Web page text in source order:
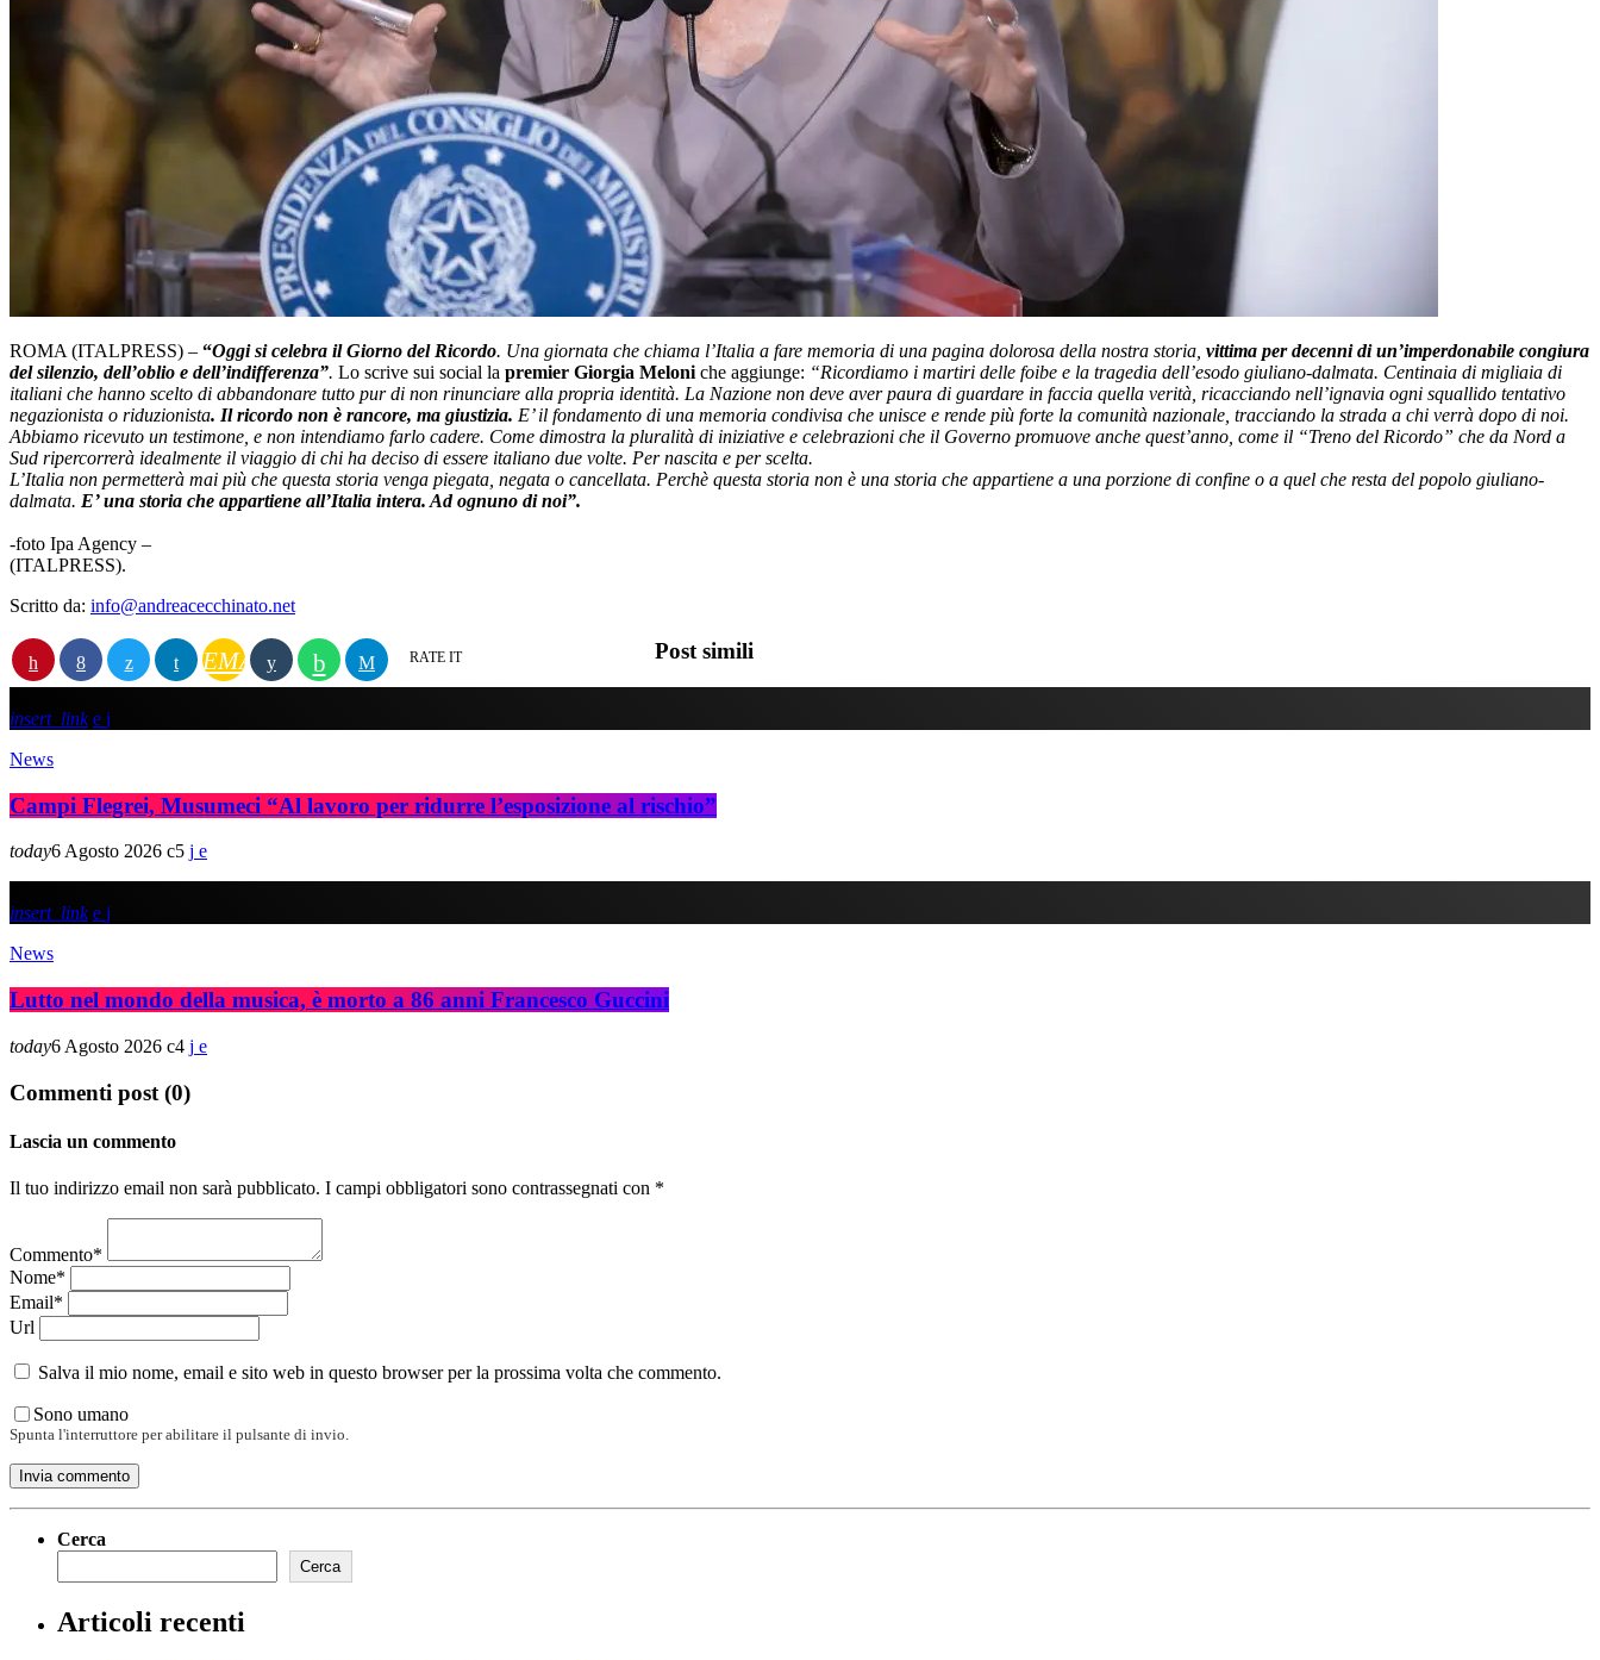
ROMA (ITALPRESS) – “Oggi si celebra il Giorno del Ricordo. Una giornata che chiama l’Italia a fare memoria di una pagina dolorosa della nostra storia, vittima per decenni di un’imperdonabile congiura
del silenzio, dell’oblio e dell’indifferenza”. Lo scrive sui social la premier Giorgia Meloni che aggiunge: “Ricordiamo i martiri delle foibe e la tragedia dell’esodo giuliano-dalmata. Centinaia di migliaia di
italiani che hanno scelto di abbandonare tutto pur di non rinunciare alla propria identità. La Nazione non deve aver paura di guardare in faccia quella verità, ricacciando nell’ignavia ogni squallido tentativo
negazionista o riduzionista. Il ricordo non è rancore, ma giustizia. E’ il fondamento di una memoria condivisa che unisce e rende più forte la comunità nazionale, tracciando la strada a chi verrà dopo di noi.
Abbiamo ricevuto un testimone, e non intendiamo farlo cadere. Come dimostra la pluralità di iniziative e celebrazioni che il Governo promuove anche quest’anno, come il “Treno del Ricordo” che da Nord a
Sud ripercorrerà idealmente il viaggio di chi ha deciso di essere italiano due volte. Per nascita e per scelta.
L’Italia non permetterà mai più che questa storia venga piegata, negata o cancellata. Perchè questa storia non è una storia che appartiene a una porzione di confine o a quel che resta del popolo giuliano-
dalmata. E’ una storia che appartiene all’Italia intera. Ad ognuno di noi”.
-foto Ipa Agency –
(ITALPRESS).
Scritto da: info@andreacecchinato.net
EMAIL RATE IT Post simili
insert_link
News
Campi Flegrei, Musumeci “Al lavoro per ridurre l’esposizione al rischio”
today6 Agosto 2026 5
insert_link
News
Lutto nel mondo della musica, è morto a 86 anni Francesco Guccini
today6 Agosto 2026 4
Commenti post (0)
Lascia un commento
Il tuo indirizzo email non sarà pubblicato. I campi obbligatori sono contrassegnati con *
Commento*
Nome*
Email*
Url
Salva il mio nome, email e sito web in questo browser per la prossima volta che commento.
Sono umano
Spunta l'interruttore per abilitare il pulsante di invio.
Cerca
Cerca
Articoli recenti